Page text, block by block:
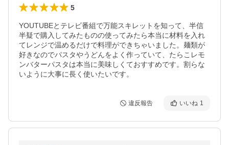
5
YOUTUBEとテレビ番組で万能スキレットを知って、半信
半疑で購入してみたものの使ってみたら本当に材料を入れ
てレンジで温めるだけで料理ができちゃいました。麺類が
好きなのでパスタやうどんをよく作っていて、たらこレモ
ンバターパスタは本当に美味しくておすすめです。割らな
いように大事に長く使いたいです。
違反報告 いいね 1